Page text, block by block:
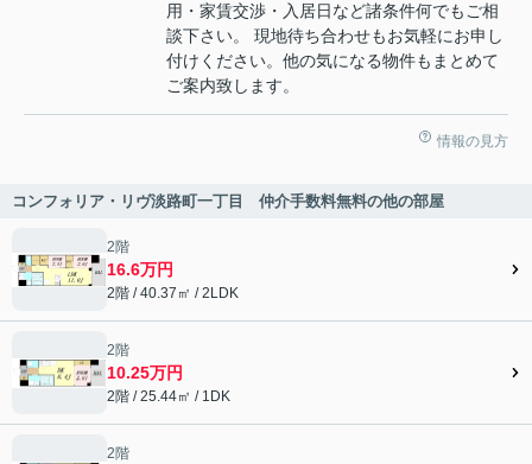
用・家賃交渉・入居日など諸条件何でもご相
談下さい。 現地待ち合わせもお気軽にお申し
付けください。他の気になる物件もまとめて
ご案内致します。
情報の見方
コンフォリア・リヴ淡路町一丁目 仲介手数料無料の他の部屋
2階
16.6万円
2階 / 40.37㎡ / 2LDK
2階
10.25万円
2階 / 25.44㎡ / 1DK
2階